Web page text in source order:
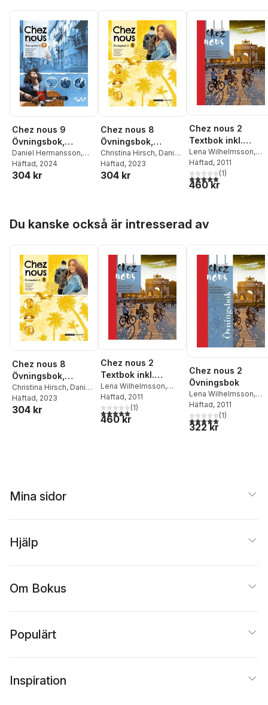
Chez nous 9
Övningsbok,
upplaga 2
Daniel Hermansson,
Christina Hirsch
Norén ,Lena
Häftad, 2024
304 kr
Chez nous 8
Övningsbok,
upplaga 2
Christina Hirsch, Daniel
Hermansson
Norén ,Lena
Häftad, 2023
304 kr
Chez nous 2
Textbok inkl.
ljudfiler och
elevwebb
Lena Wilhelmsson,
Christina Hirsch
Hermansson
Häftad, 2011
5,0utav 5 stjärnor.
(1)
460 kr
Du kanske också är intresserad av
Chez nous 8
Övningsbok,
upplaga 2
Christina Hirsch, Daniel
Hermansson
Norén ,Lena
Häftad, 2023
304 kr
Chez nous 2
Textbok inkl.
ljudfiler och
elevwebb
Lena Wilhelmsson,
Christina Hirsch
Hermansson
Häftad, 2011
5,0utav 5 stjärnor. Totalt antal röster:
(1)
460 kr
Chez nous 2
Övningsbok
Lena Wilhelmsson,
Christina Hirsch
Hermansson
Häftad, 2011
5,0utav 5 stjärnor.
(1)
322 kr
Mina sidor
Hjälp
Om Bokus
Populärt
Inspiration